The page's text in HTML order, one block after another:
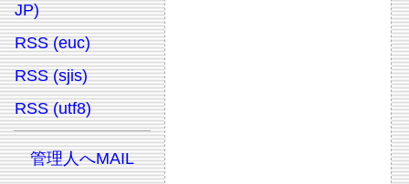
JP)
RSS (euc)
RSS (sjis)
RSS (utf8)
管理人へMAIL